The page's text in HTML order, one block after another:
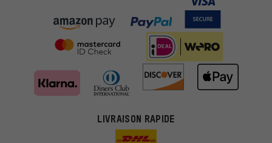
LIVRAISON RAPIDE